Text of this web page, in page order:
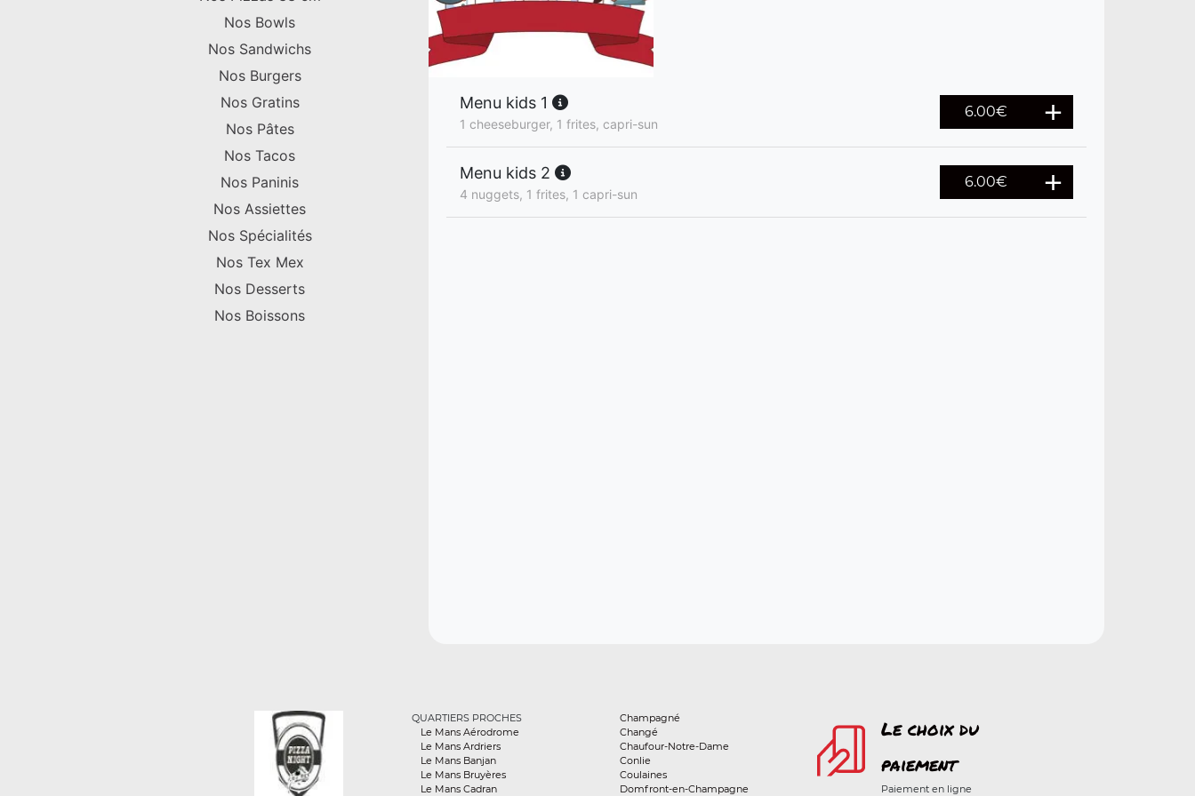
Nos Bowls
Nos Sandwichs
Nos Burgers
Nos Gratins
Nos Pâtes
Nos Tacos
Nos Paninis
Nos Assiettes
Nos Spécialités
Nos Tex Mex
Nos Desserts
Nos Boissons
Menu kids 1
1 cheeseburger, 1 frites, capri-sun
6.00€
Menu kids 2
4 nuggets, 1 frites, 1 capri-sun
6.00€
QUARTIERS PROCHES
Le Mans Aérodrome
Le Mans Ardriers
Le Mans Banjan
Le Mans Bruyères
Le Mans Cadran
Champagné
Changé
Chaufour-Notre-Dame
Conlie
Coulaines
Domfront-en-Champagne
Le choix du
paiement
Paiement en ligne